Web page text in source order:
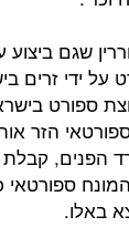
שגם ביצוע
על ידי זרים
ספורט
הזר
הפנים,
באלו.